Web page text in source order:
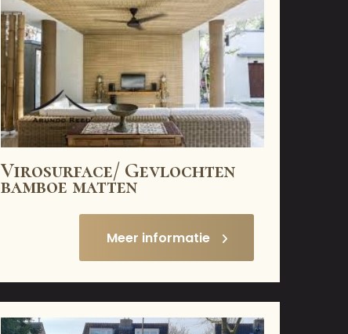
Virosurface/ Gevlochten
bamboe matten
Meer informatie